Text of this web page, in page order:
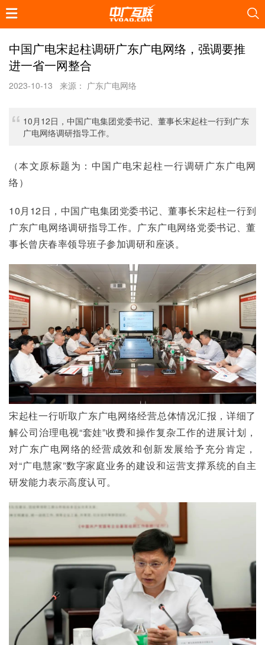
中国广电宋起柱调研广东广电网络，强调要推
进一省一网整合
2023-10-13 来源： 广东广电网络
10月12日，中国广电集团党委书记、董事长宋起柱一行到广东
广电网络调研指导工作。
（本文原标题为：中国广电宋起柱一行调研广东广电网
络）
10月12日，中国广电集团党委书记、董事长宋起柱一行到
广东广电网络调研指导工作。广东广电网络党委书记、董
事长曾庆春率领导班子参加调研和座谈。
宋起柱一行听取广东广电网络经营总体情况汇报，详细了
解公司治理电视“套娃”收费和操作复杂工作的进展计划，
对广东广电网络的经营成效和创新发展给予充分肯定，
对“广电慧家”数字家庭业务的建设和运营支撑系统的自主
研发能力表示高度认可。